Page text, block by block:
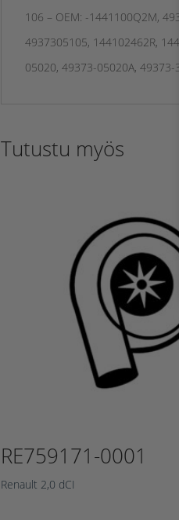
106 – OEM: -1441100Q2M,
4937305105, 144102462R,
05020, 49373-05020A, 49373-
Tutustu myös
RE759171-0001
Renault 2,0 dCI